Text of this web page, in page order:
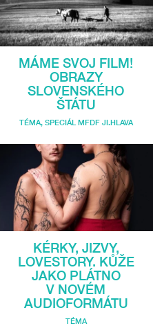
MÁME SVOJ FILM!
OBRAZY
SLOVENSKÉHO
ŠTÁTU
TÉMA, SPECIÁL MFDF JI.HLAVA
KÉRKY, JIZVY,
LOVESTORY. KŮŽE
JAKO PLÁTNO
V NOVÉM
AUDIOFORMÁTU
TÉMA